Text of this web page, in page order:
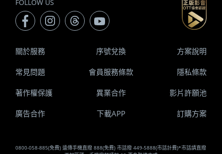
FOLLOW US
0800-058-885(免費) 遠傳手機直撥 888(免費) 市話撥 449-5888(市話計費)*市話請直撥
關於服務 序號兌換 方案說明
常見問題 會員服務條款 隱私條款
著作權保護 異業合作 影片許願池
廣告合作 下載APP 訂購方案